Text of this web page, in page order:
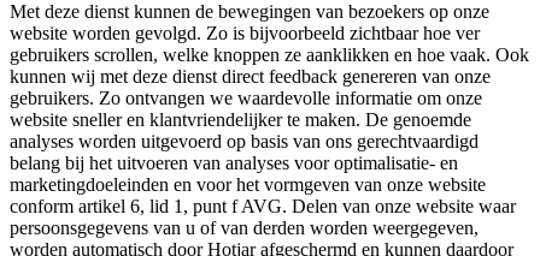
Met deze dienst kunnen de bewegingen van bezoekers op onze
website worden gevolgd. Zo is bijvoorbeeld zichtbaar hoe ver
gebruikers scrollen, welke knoppen ze aanklikken en hoe vaak. Ook
kunnen wij met deze dienst direct feedback genereren van onze
gebruikers. Zo ontvangen we waardevolle informatie om onze
website sneller en klantvriendelijker te maken. De genoemde
analyses worden uitgevoerd op basis van ons gerechtvaardigd
belang bij het uitvoeren van analyses voor optimalisatie- en
marketingdoeleinden en voor het vormgeven van onze website
conform artikel 6, lid 1, punt f AVG. Delen van onze website waar
persoonsgegevens van u of van derden worden weergegeven,
worden automatisch door Hotjar afgeschermd en kunnen daardoor